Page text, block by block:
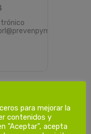
para mejorar la
contenidos y
"Aceptar", acepta